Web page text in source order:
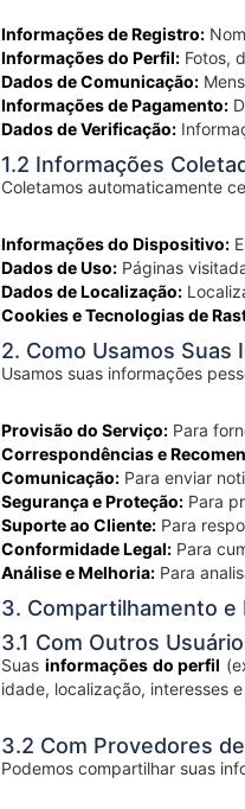
Informações de Registro:
Informações do Perfil: Fotos,
Dados de Comunicação:
Informações de Pagamento:
Dados de Verificação:
1.2 Informações
Coletamos automaticamente
Informações do Dispositivo:
Dados de Uso: Páginas
Dados de Localização:
Cookies e Tecnologias de
2. Como Usamos Suas
Usamos suas informações
Provisão do Serviço: Para
Correspondências e
Comunicação: Para enviar
Segurança e Proteção: Para
Suporte ao Cliente: Para
Conformidade Legal: Para
Análise e Melhoria: Para
3. Compartilhamento e
3.1 Com Outros
Suas informações do perfil
idade, localização, interesses
3.2 Com Provedores
Podemos compartilhar suas